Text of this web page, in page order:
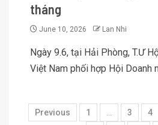
tháng
June 10, 2026 Lan Nhi
Ngày 9.6, tại Hải Phòng, T.Ư
Việt Nam phối hợp Hội Doanh
Previous 1 3 4